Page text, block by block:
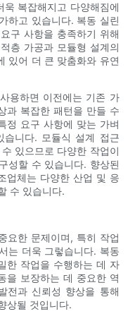
복잡해지고 다양해짐에
하고 있습니다. 복동 실린
구 사항을 충족하기 위해
층 가공과 모듈형 설계의
있어 더 큰 맞춤화와 유연
용하면 이전에는 기존 가
과 복잡한 패턴을 만들 수
정 요구 사항에 맞는 가벼
습니다. 모듈식 설계 접근
있으므로 다양한 작업이
성할 수 있습니다. 향상된
업체는 다양한 산업 및 응
수 있습니다.
요한 문제이며, 특히 작업
는 더욱 그렇습니다. 복동
한 작업을 수행하는 데 자
을 보장하는 데 중요한 역
전과 신뢰성 향상을 통해
상될 것입니다.